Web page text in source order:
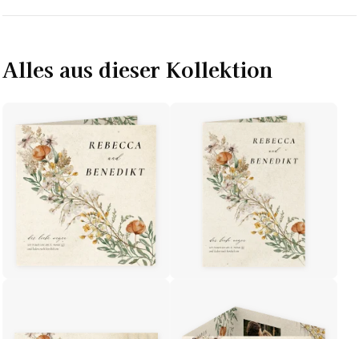
Alles aus dieser Kollektion